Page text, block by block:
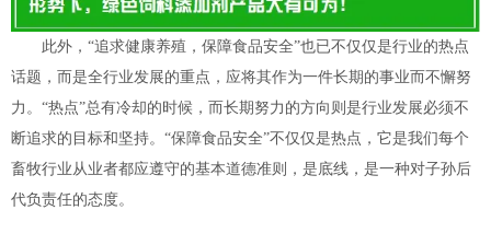
此外，“追求健康养殖，保障食品安全”也已不仅仅是行业的热点
话题，而是全行业发展的重点，应将其作为一件长期的事业而不懈努
力。“热点”总有冷却的时候，而长期努力的方向则是行业发展必须不
断追求的目标和坚持。“保障食品安全”不仅仅是热点，它是我们每个
畜牧行业从业者都应遵守的基本道德准则，是底线，是一种对子孙后
代负责任的态度。